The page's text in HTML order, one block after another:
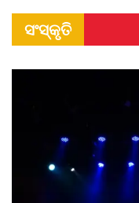
ସଂସ୍କୃତି